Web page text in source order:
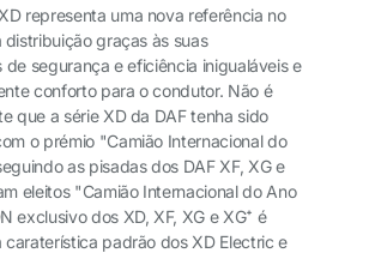
representa uma nova referência no
distribuição graças às suas
de segurança e eficiência inigualáveis e
conforto para o condutor. Não é
que a série XD da DAF tenha sido
o prémio "Camião Internacional do
as pisadas dos DAF XF, XG e
eleitos "Camião Internacional do Ano
exclusivo dos XD, XF, XG e XG⁺ é
caraterística padrão dos XD Electric e